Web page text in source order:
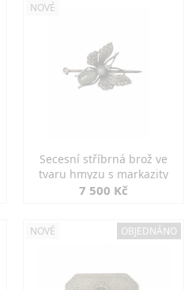
NOVÉ
Secesní stříbrná brož ve
tvaru hmyzu s markazity
7 500 Kč
NOVÉ OBJEDNÁNO